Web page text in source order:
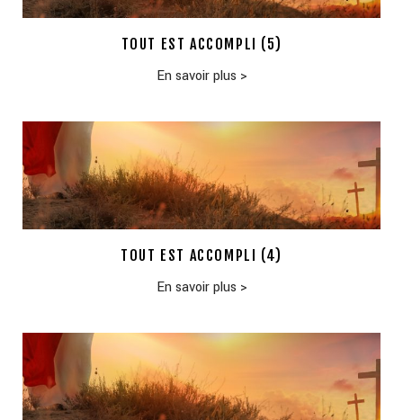
TOUT EST ACCOMPLI (5)
En savoir plus >
TOUT EST ACCOMPLI (4)
En savoir plus >